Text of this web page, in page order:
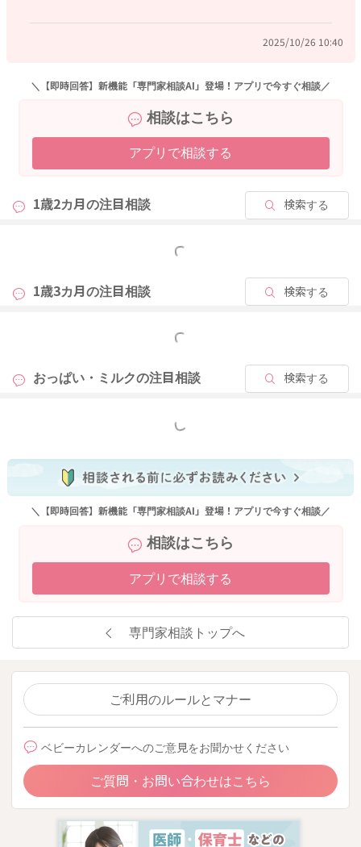
2025/10/26 10:40
＼【即時回答】新機能「専門家相談AI」登場！アプリで今すぐ相談／
相談はこちら
アプリで相談する
1歳2カ月の注目相談 検索する
もっと見る
1歳3カ月の注目相談 検索する
もっと見る
おっぱい・ミルクの注目相談 検索する
もっと見る
＼【即時回答】新機能「専門家相談AI」登場！アプリで今すぐ相談／
相談はこちら
アプリで相談する
専門家相談トップへ
ご利用のルールとマナー
ベビーカレンダーへのご意見をお聞かせください
ご質問・お問い合わせはこちら